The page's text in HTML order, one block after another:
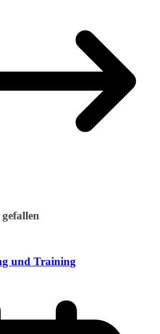
und Training